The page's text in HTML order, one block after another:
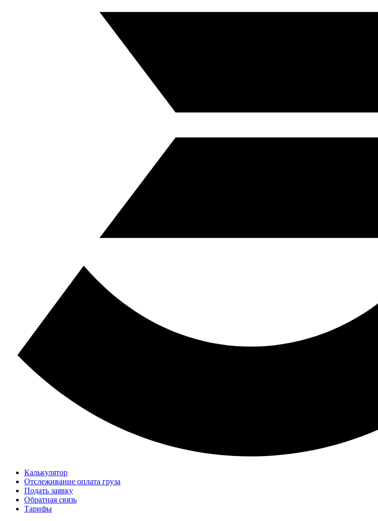
Калькулятор
Отслеживание оплата груза
Подать заявку
Обратная связь
Тарифы